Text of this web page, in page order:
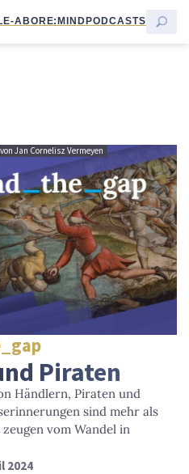
ABORE:MINDPODCASTS
Jan Cornelisz Vermeyen
Piraten
Händlern, Piraten und
sind mehr als
vom Wandel in
2024